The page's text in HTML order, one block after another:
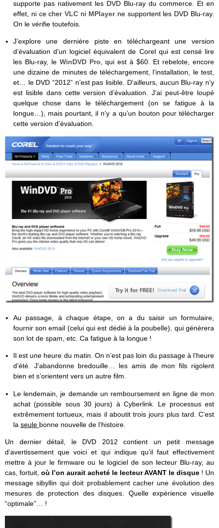
supporte pas nativement les DVD Blu-ray du commerce. Et en
effet, ni ce cherVLC ni MPlayerne supportent les DVD Blu-ray.
On le vérifie toutefois.
J’explore une dernière piste en téléchargeant une version
d’évaluation d’un logiciel équivalent de Corel qui est censé lire
les Blu-ray, le WinDVD Pro, qui est à $60. Et rebelote, encore
une dizaine de minutes de téléchargement, l’installation, le test,
et… le DVD “2012” n’est pas lisible. D’ailleurs, aucun Blu-ray n’y
est lisible dans cette version d’évaluation. J’ai peut-être loupé
quelque chose dans le téléchargement (on se fatigue à la
longue…), mais pourtant, il n’y a qu’un bouton pour télécharger
cette version d’évaluation.
Au passage, à chaque étape, on a du saisir un formulaire,
fournir son email (celui qui est dédié à la poubelle), qui génèrera
son lot de spam, etc. Ca fatigue à la longue !
Il est une heure du matin. On n’est pas loin du passage à l’heure
d’été. J’abandonne bredouille… les amis de mon fils rigolent
bien et s’orientent vers un autre film.
Le lendemain, je demande un remboursement en ligne de mon
achat (possible sous 30 jours) à Cyberlink. Le processus est
extrêmement tortueux, mais il aboutit trois jours plus tard. C’est
la seule bonne nouvelle de l’histoire.
Un dernier détail, le DVD 2012 contient un petit message
d’avertissement que voici et qui indique qu’il faut effectivement
mettre à jour le firmware ou le logiciel de son lecteur Blu-ray, au
cas, fortuit, où l’on aurait acheté le lecteur AVANT le disque ! Un
message sibyllin qui doit probablement cacher une évolution des
mesures de protection des disques. Quelle expérience visuelle
“optimale”… !